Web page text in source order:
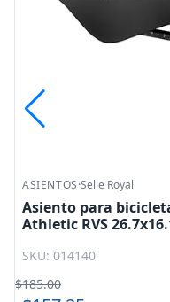
ASIENTOS·Selle Royal
Asiento para
Athletic RVS
SKU: 014140
$185.00